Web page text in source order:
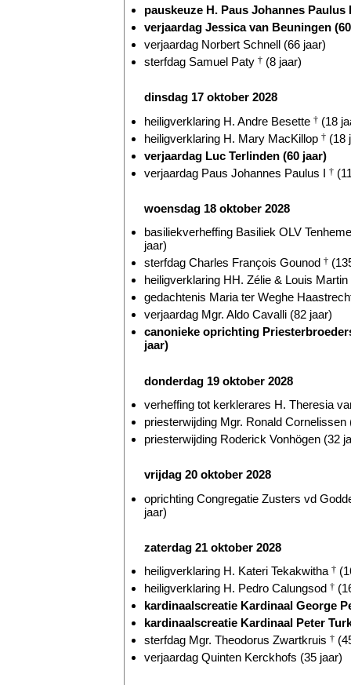
pauskeuze H. Paus Johannes Paulus
verjaardag Jessica van Beuningen
verjaardag Norbert Schnell (66 jaar)
sterfdag Samuel Paty † (8 jaar)
dinsdag 17 oktober 2028
heiligverklaring H. Andre Besette † (18
heiligverklaring H. Mary MacKillop † (18
verjaardag Luc Terlinden (60 jaar)
verjaardag Paus Johannes Paulus I †
woensdag 18 oktober 2028
basiliekverheffing Basiliek OLV
jaar)
sterfdag Charles François Gounod †
heiligverklaring HH. Zélie & Louis Martin
gedachtenis Maria ter Weghe
verjaardag Mgr. Aldo Cavalli (82 jaar)
canonieke oprichting
jaar)
donderdag 19 oktober 2028
verheffing tot kerklerares H. Theresia
priesterwijding Mgr. Ronald Cornelissen
priesterwijding Roderick Vonhögen (32
vrijdag 20 oktober 2028
oprichting Congregatie Zusters vd
jaar)
zaterdag 21 oktober 2028
heiligverklaring H. Kateri Tekakwitha †
heiligverklaring H. Pedro Calungsod †
kardinaalscreatie Kardinaal George
kardinaalscreatie Kardinaal Peter
sterfdag Mgr. Theodorus Zwartkruis †
verjaardag Quinten Kerckhofs (35 jaar)